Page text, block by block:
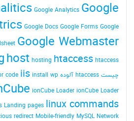
Google Analytics Google
Google Docs Google Forms Google
Google Webmaster
host hosting htaccess htaccess
چیست htaccess آلوده code iis install wp
ionCube Loader ionCube Loader چیست
Landing pages linux commands
redirect Mobile-friendly MySQL Network